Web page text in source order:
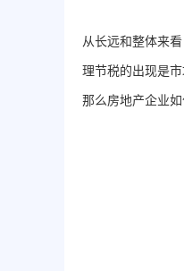
从长远和整体来
理节税的出现是
那么房地产企业